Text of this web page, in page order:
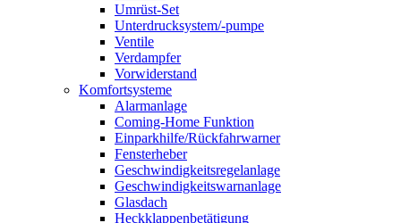
Umrüst-Set
Unterdrucksystem/-pumpe
Ventile
Verdampfer
Vorwiderstand
Komfortsysteme
Alarmanlage
Coming-Home Funktion
Einparkhilfe/Rückfahrwarner
Fensterheber
Geschwindigkeitsregelanlage
Geschwindigkeitswarnanlage
Glasdach
Heckklappenbetätigung